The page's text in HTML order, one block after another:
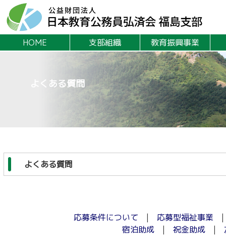
HOME 支部組織 教育振興事業
よくある質問
よくある質問
応募条件について | 応募型福祉事業
宿泊助成 |祝金助成 |